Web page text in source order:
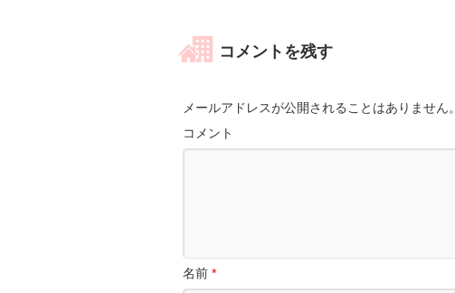
コメントを残す
メールアドレスが公開されることはありません。
コメント
名前 *